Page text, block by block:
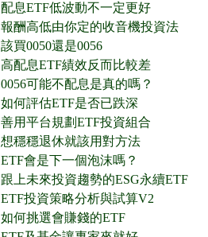
配息ETF低波動不一定更好
報酬高低由你定的收音機投資法
該買0050還是0056
高配息ETF績效反而比較差
0056可能不配息是真的嗎？
如何評估ETF是否已跌深
善用平台規劃ETF投資組合
想穩穩退休就該用對方法
ETF會是下一個泡沫嗎？
跟上未來投資趨勢的ESG永續ETF
ETF投資策略分析與試算V2
如何挑選會賺錢的ETF